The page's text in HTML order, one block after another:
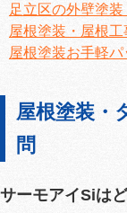
足立区の外壁塗
屋根塗装・屋根工
屋根塗装お手軽
屋根塗装・
問
サーモアイSiは